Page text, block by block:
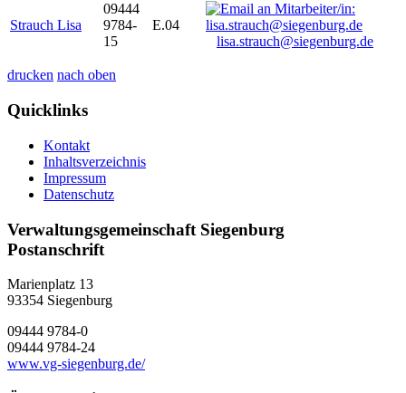
Strauch Lisa
09444
9784-
15
E.04
lisa.strauch@siegenburg.de
drucken nach oben
Quicklinks
Kontakt
Inhaltsverzeichnis
Impressum
Datenschutz
Verwaltungsgemeinschaft Siegenburg
Postanschrift
Marienplatz 13
93354 Siegenburg
09444 9784-0
09444 9784-24
www.vg-siegenburg.de/